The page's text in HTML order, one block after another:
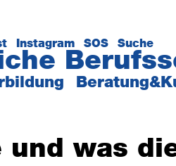
Instagram SOS Suche
und was